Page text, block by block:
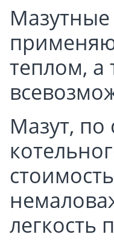
теплом, а
Мазут,
легкость